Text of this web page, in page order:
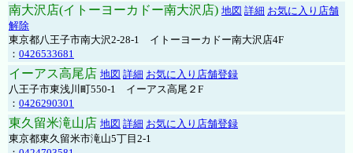
南大沢店(イトーヨーカドー南大沢店) 地図 詳細 お気に入り店舗
解除
東京都八王子市南大沢2-28-1 イトーヨーカドー南大沢店4F
： 0426533681
イーアス高尾店 地図 詳細 お気に入り店舗登録
八王子市東浅川町550-1 イーアス高尾２F
： 0426290301
東久留米滝山店 地図 詳細 お気に入り店舗登録
東京都東久留米市滝山5丁目2-1